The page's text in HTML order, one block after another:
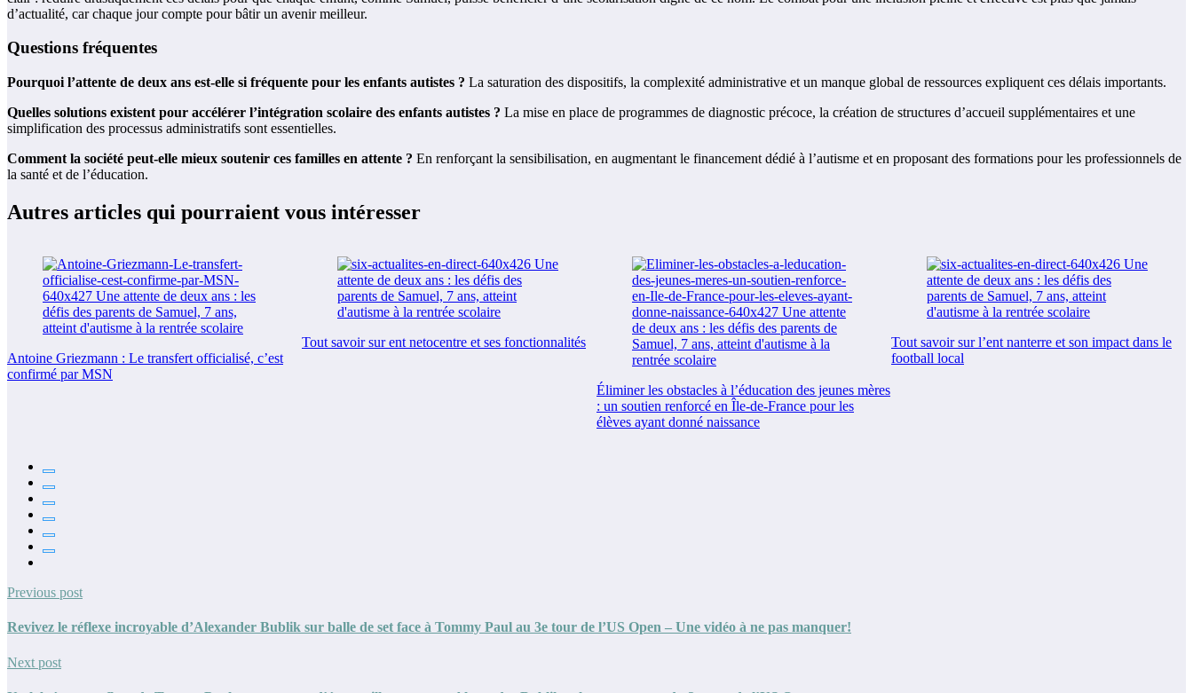
d’actualité, car chaque jour compte pour bâtir un avenir meilleur.
Questions fréquentes
Pourquoi l’attente de deux ans est-elle si fréquente pour les enfants autistes ? La saturation des dispositifs, la complexité administrative et un manque global de ressources expliquent ces délais importants.
Quelles solutions existent pour accélérer l’intégration scolaire des enfants autistes ? La mise en place de programmes de diagnostic précoce, la création de structures d’accueil supplémentaires et une
simplification des processus administratifs sont essentielles.
Comment la société peut-elle mieux soutenir ces familles en attente ? En renforçant la sensibilisation, en augmentant le financement dédié à l’autisme et en proposant des formations pour les professionnels de
la santé et de l’éducation.
Autres articles qui pourraient vous intéresser
Antoine Griezmann : Le transfert officialisé, c’est
confirmé par MSN
Tout savoir sur ent netocentre et ses fonctionnalités
Éliminer les obstacles à l’éducation des jeunes mères
: un soutien renforcé en Île-de-France pour les
élèves ayant donné naissance
Tout savoir sur l’ent nanterre et son impact dans le
football local
Previous post
Revivez le réflexe incroyable d’Alexander Bublik sur balle de set face à Tommy Paul au 3e tour de l’US Open – Une vidéo à ne pas manquer!
Next post